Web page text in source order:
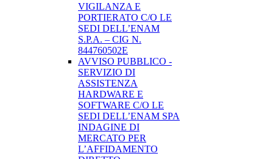
VIGILANZA E
PORTIERATO C/O LE
SEDI DELL’ENAM
S.P.A. – CIG N.
844760502E
AVVISO PUBBLICO -
SERVIZIO DI
ASSISTENZA
HARDWARE E
SOFTWARE C/O LE
SEDI DELL’ENAM SPA
INDAGINE DI
MERCATO PER
L’AFFIDAMENTO